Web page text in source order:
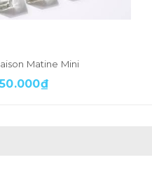
Matine Mini